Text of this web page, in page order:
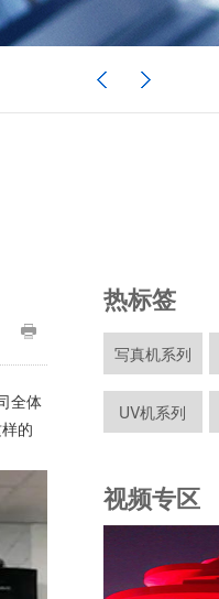

全体
的
热标签
写真机系列
UV机系列
视频专区